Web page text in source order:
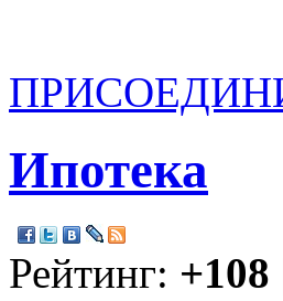
Ипотека
Рейтинг: +108